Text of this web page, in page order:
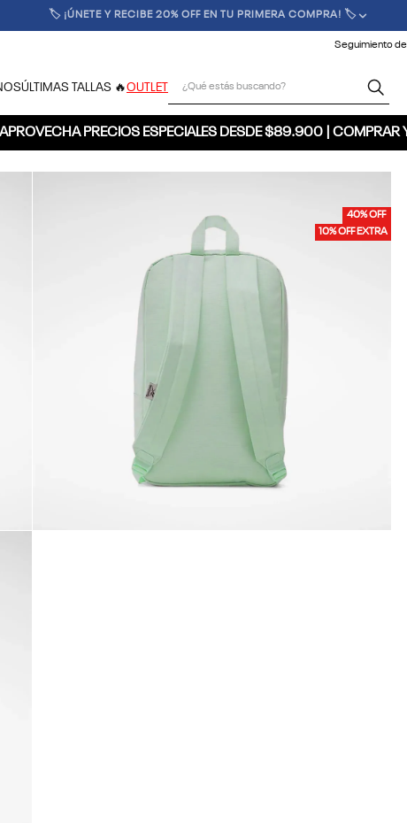
🏷️ ¡ÚNETE Y RECIBE 20% OFF EN TU PRIMERA COMPRA! 🏷️
Seguimiento
ÚLTIMAS TALLAS 🔥OUTLET
APROVECHA PRECIOS ESPECIALES DESDE $89.900 | COMPRAR
40% OFF
10% OFF EXTRA